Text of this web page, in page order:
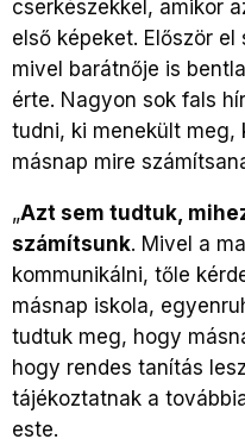
cserkészekkel, amikor
első képeket. Először
mivel barátnője is
érte. Nagyon sok fals
tudni, ki menekült meg,
másnap mire
„Azt sem tudtuk,
számítsunk. Mivel a
kommunikálni, tőle
másnap iskola,
tudtuk meg, hogy
hogy rendes tanítás
tájékoztatnak a
este.